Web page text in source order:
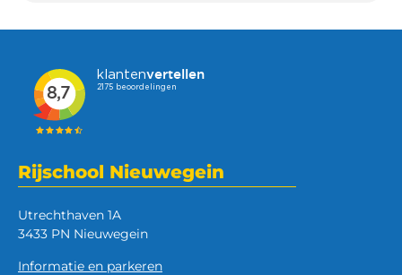
Rijschool Nieuwegein
Utrechthaven 1A
3433 PN Nieuwegein
Informatie en parkeren